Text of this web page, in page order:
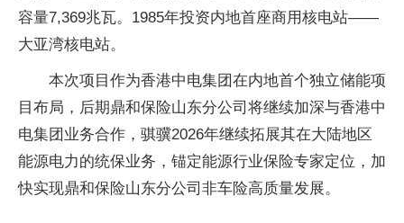
容量7,369兆瓦。1985年投资内地首座商用核电站——
大亚湾核电站。
本次项目作为香港中电集团在内地首个独立储能项
目布局，后期鼎和保险山东分公司将继续加深与香港中
电集团业务合作，骐骥2026年继续拓展其在大陆地区
能源电力的统保业务，锚定能源行业保险专家定位，加
快实现鼎和保险山东分公司非车险高质量发展。